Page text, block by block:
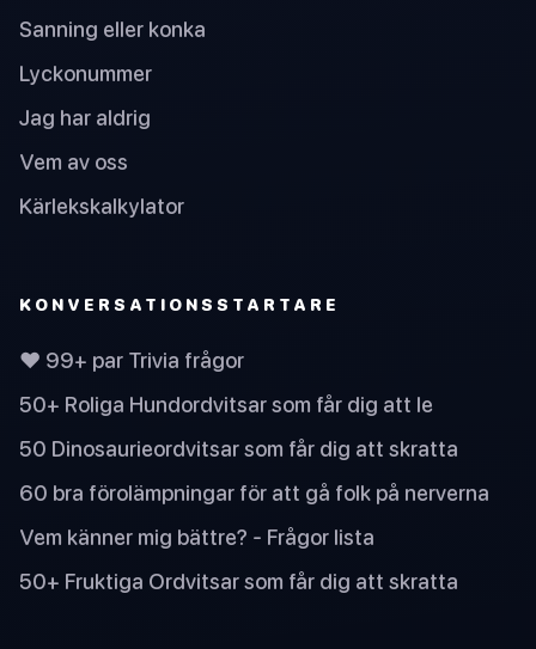
Sanning eller konka
Lyckonummer
Jag har aldrig
Vem av oss
Kärlekskalkylator
KONVERSATIONSSTARTARE
❤️ 99+ par Trivia frågor
50+ Roliga Hundordvitsar som får dig att le
50 Dinosaurieordvitsar som får dig att skratta
60 bra förolämpningar för att gå folk på nerverna
Vem känner mig bättre? - Frågor lista
50+ Fruktiga Ordvitsar som får dig att skratta